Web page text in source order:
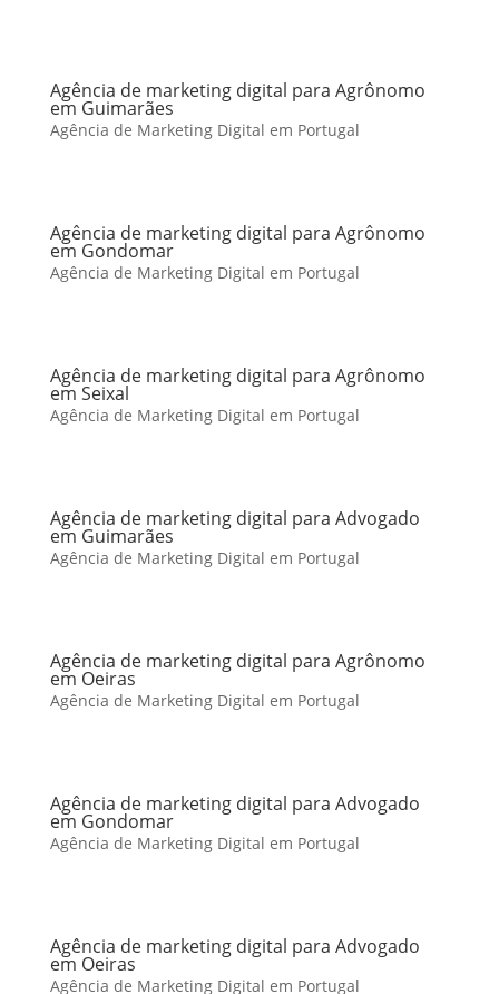
Agência de marketing digital para Agrônomo
em Guimarães
Agência de Marketing Digital em Portugal
Agência de marketing digital para Agrônomo
em Gondomar
Agência de Marketing Digital em Portugal
Agência de marketing digital para Agrônomo
em Seixal
Agência de Marketing Digital em Portugal
Agência de marketing digital para Advogado
em Guimarães
Agência de Marketing Digital em Portugal
Agência de marketing digital para Agrônomo
em Oeiras
Agência de Marketing Digital em Portugal
Agência de marketing digital para Advogado
em Gondomar
Agência de Marketing Digital em Portugal
Agência de marketing digital para Advogado
em Oeiras
Agência de Marketing Digital em Portugal